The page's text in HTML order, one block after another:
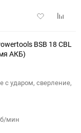
Добавить
BSB 18 CBL
АКБ)
с ударом, сверление,
мин